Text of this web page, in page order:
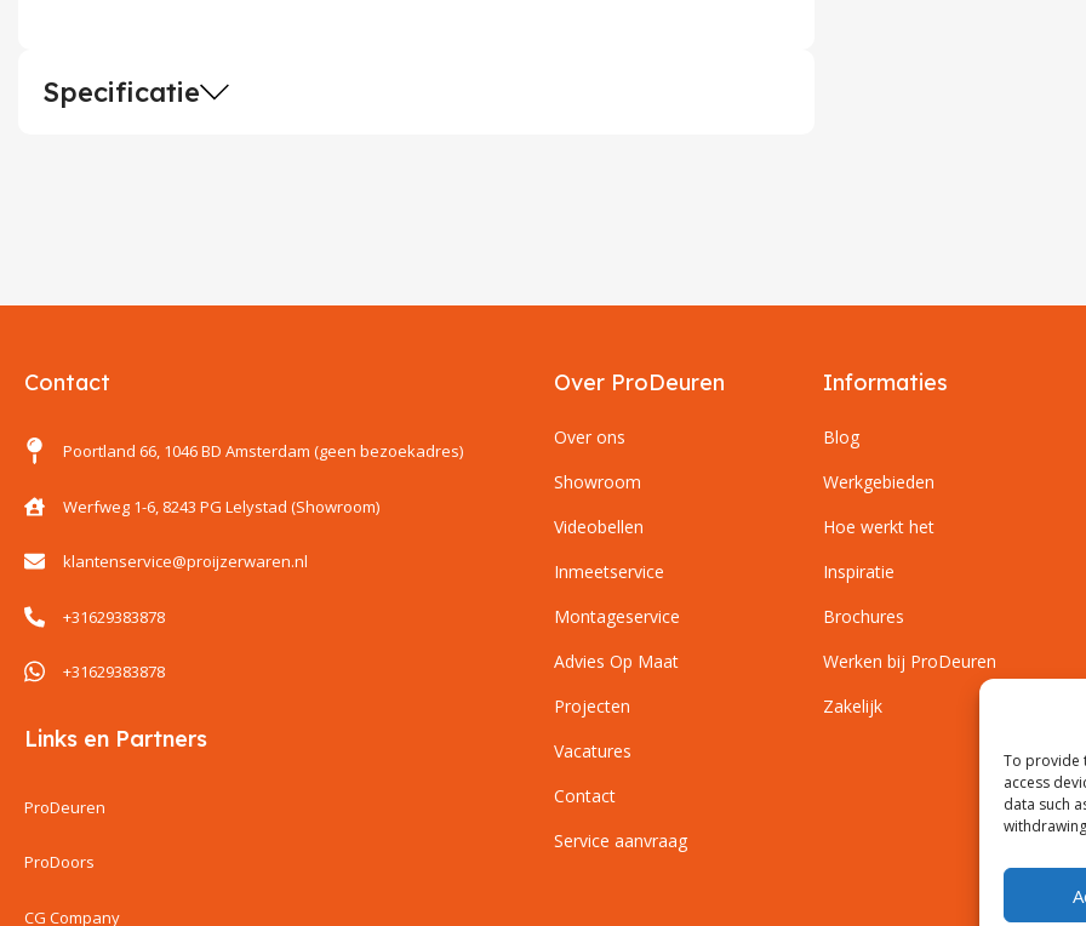
To provide
access
data such
Specificatie
Contact
Poortland 66, 1046 BD Amsterdam (geen bezoekadres)
Werfweg 1-6, 8243 PG Lelystad (Showroom)
klantenservice@proijzerwaren.nl
+31629383878
+31629383878
Links en Partners
ProDeuren
ProDoors
CG Company
Over ProDeuren
Over ons
Showroom
Videobellen
Inmeetservice
Montageservice
Advies Op Maat
Projecten
Vacatures
Contact
Service aanvraag
Informaties
Blog
Werkgebieden
Hoe werkt het
Inspiratie
Brochures
Werken bij ProDeuren
Zakelijk